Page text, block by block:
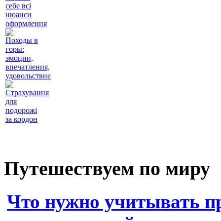
себе всі
нюанси
оформлення
Походы в
горы:
эмоции,
впечатления,
удовольствие
Страхування
для
подорожі
за кордон
Путешествуем по миру
Что нужно учитывать